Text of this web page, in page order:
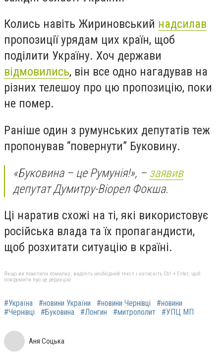
Колись навіть Жириновський надсилав
пропозиції урядам цих країн, щоб
поділити Україну. Хоч держави
відмовились, він все одно нагадував на
різних телешоу про цю пропозицію, поки
не помер.
Раніше один з румунських депутатів теж
пропонував “повернути” Буковину.
«Буковина – це Румунія!», – заявив
депутат Думитру-Віорел Фокша.
Ці наратив схожі на ті, які використовує
російська влада та їх пропагандисти,
щоб розхитати ситуацію в країні.
Якщо ви помітили помилку, виділіть необхідний текст і натисніть Ctrl + Enter, щоб
повідомити про це редакцію
#Україна #новини України #новини Чернівці
#новини
#Чернівці
#Буковина #Лонгин #митрополит #УПЦ МП
Аня Соцька